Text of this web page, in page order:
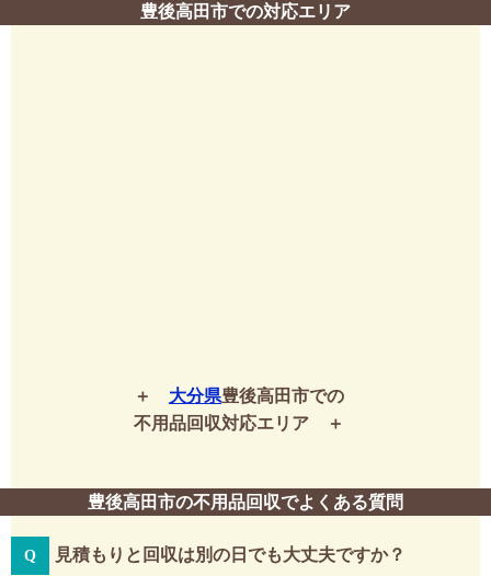
豊後高田市での対応エリア
大分県豊後高田市での
不用品回収対応エリア
豊後高田市の不用品回収でよくある質問
見積もりと回収は別の日でも大丈夫ですか？